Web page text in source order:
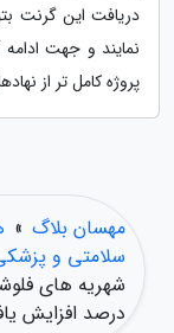
دریافت این گرنت
نمایند و جهت
پروژه کامل تر از
مهسان بلاگ »
سلامتی و
درصد افزایش